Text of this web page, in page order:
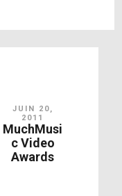
JUIN 20,
2011
MuchMusi
c Video
Awards